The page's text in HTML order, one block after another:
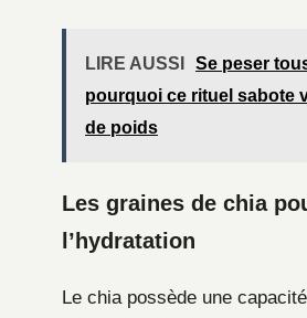
LIRE AUSSI
Se peser
pourquoi ce rituel sabote
de poids
Les graines de chia
l’hydratation
Le chia possède une